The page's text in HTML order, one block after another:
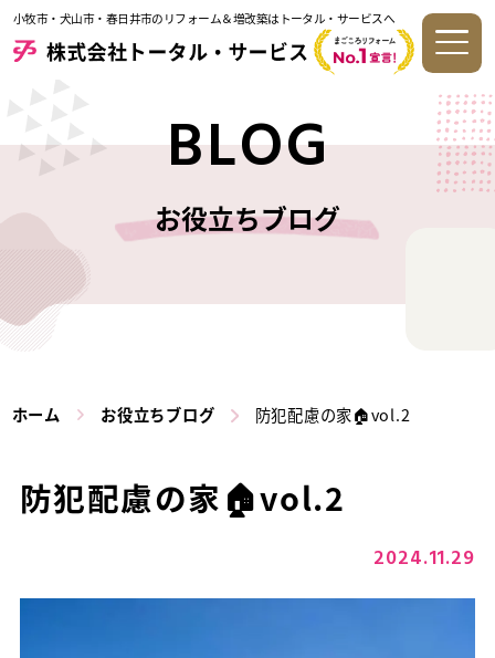
小牧市・犬山市・春日井市のリフォーム＆増改築はトータル・サービスへ
BLOG
お役立ちブログ
ホーム お役立ちブログ 防犯配慮の家🏠vol.2
防犯配慮の家🏠vol.2
2024.11.29